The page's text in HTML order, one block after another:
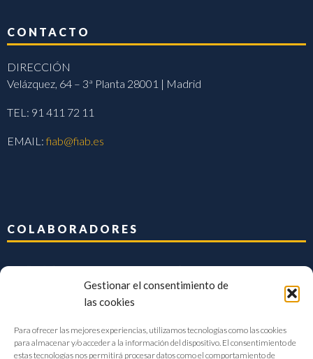
Gestionar el consentimiento de
las cookies
Para ofrecer las mejores experiencias, utilizamos tecnologías como las cookies
para almacenar y/o acceder a la información del dispositivo. El consentimiento de
estas tecnologías nos permitirá procesar datos como el comportamiento de
CONTACTO
DIRECCIÓN
Velázquez, 64 – 3ª Planta 28001 | Madrid
TEL: 91 411 72 11
EMAIL:fiab@fiab.es
COLABORADORES